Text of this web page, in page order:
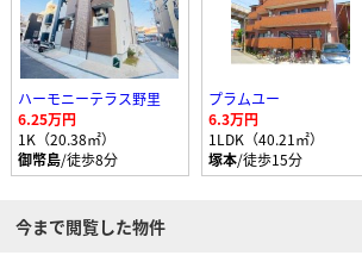
ハーモニーテラス野里
6.25万円
1K（20.38㎡）
御幣島/徒歩8分
プラムユー
6.3万円
1LDK（40.21㎡）
塚本/徒歩15分
今まで閲覧した物件